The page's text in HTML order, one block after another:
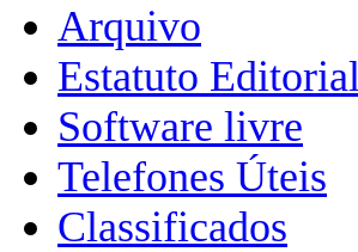
Arquivo
Estatuto Editorial
Software livre
Telefones Úteis
Classificados